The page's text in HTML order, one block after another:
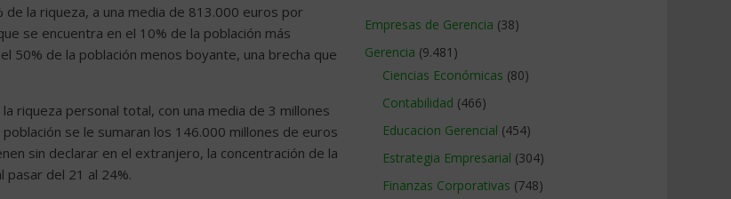
la riqueza, a una media de 813.000 euros por
se encuentra en el 10% de la población más
50% de la población menos boyante, una brecha que
riqueza personal total, con una media de 3 millones
se le sumaran los 146.000 millones de euros
sin declarar en el extranjero, la concentración de la
del 21 al 24%.
Empresas de Gerencia (38)
Gerencia (9.481)
Ciencias Económicas (80)
Contabilidad (466)
Educacion Gerencial (454)
Estrategia Empresarial (304)
Finanzas Corporativas (748)